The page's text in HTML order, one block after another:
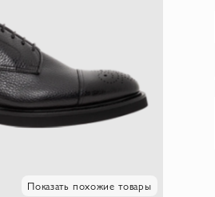
Показать похожие товары